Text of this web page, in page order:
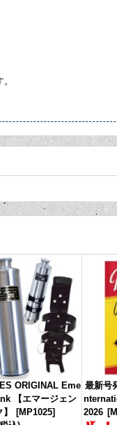
ORIGINAL Eme
【エマージェン
[MP1025]
最新号
2026 [